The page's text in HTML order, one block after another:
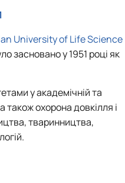
University of Life Science
засновано у 1951 році як
у академічній та
охорона довкілля і
тваринництва,